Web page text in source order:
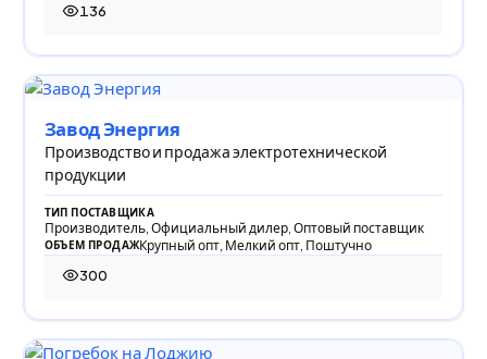
136
136 просмотров
Завод Энергия
Производство и продажа электротехнической
продукции
ТИП ПОСТАВЩИКА
Производитель, Официальный дилер, Оптовый поставщик
ОБЪЕМ ПРОДАЖКрупный опт, Мелкий опт, Поштучно
300
300 просмотров